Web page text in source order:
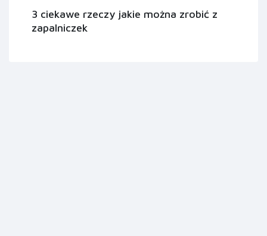
3 ciekawe rzeczy jakie można zrobić z
zapalniczek